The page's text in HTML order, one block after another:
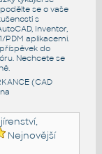
se o vaše
s
Inventor,
PDM aplikacemi.
do
. Nechcete se
.
(CAD
Nejnovější